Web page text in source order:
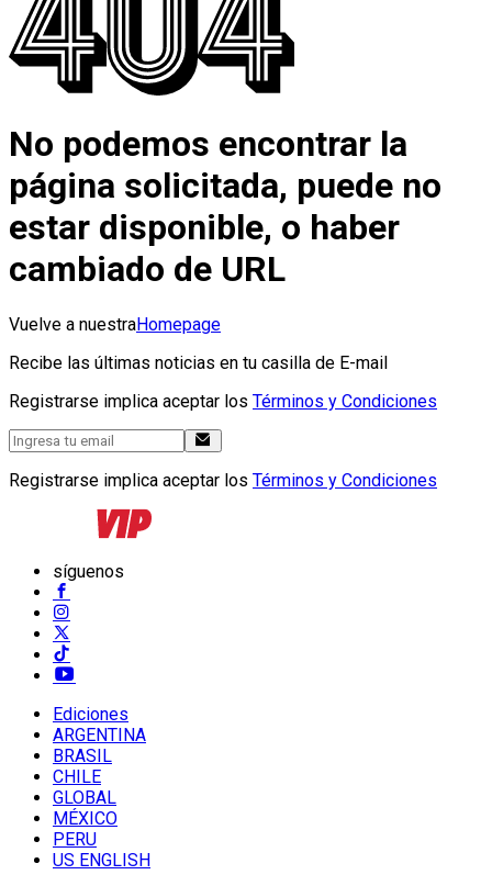
No podemos encontrar la
página solicitada, puede no
estar disponible, o haber
cambiado de URL
Vuelve a nuestraHomepage
Recibe las últimas noticias en tu casilla de E-mail
Registrarse implica aceptar los Términos y Condiciones
Registrarse implica aceptar los Términos y Condiciones
síguenos
Ediciones
ARGENTINA
BRASIL
CHILE
GLOBAL
MÉXICO
PERU
US ENGLISH